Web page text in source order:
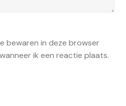
bewaren in deze browser
ik een reactie plaats.